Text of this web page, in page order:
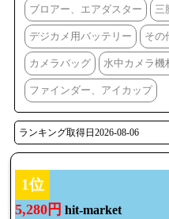
ブロアー、エアダスター 三
デジカメ用バッテリー その
カメラバッグ 水中カメラ機
ファインダー、アイカップ
ランキング取得日2026-08-06
1位
5,280円 hit-market